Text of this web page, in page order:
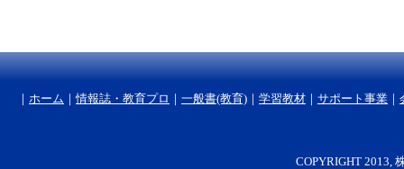
｜ ホーム ｜情報誌・教育プロ ｜ 一般書(教育) ｜ 学習教材 ｜ サポート事業 ｜
COPYRIGHT 2013,